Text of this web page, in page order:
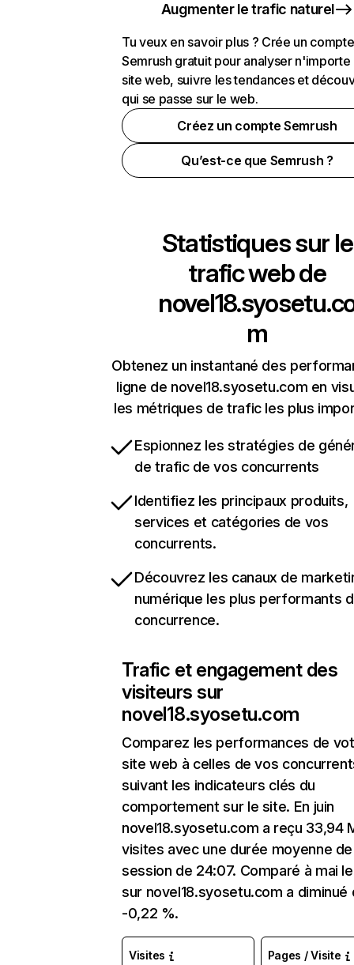
Augmenter le trafic naturel
Tu veux en savoir plus ? Crée un compte
Semrush gratuit pour analyser n'importe
site web, suivre les tendances et
qui se passe sur le web.
Créez un compte Semrush
Qu’est-ce que Semrush ?
Statistiques sur le
trafic web de
m
Obtenez un instantané des
ligne de novel18.syosetu.com en
les métriques de trafic les plus
Espionnez les stratégies de
de trafic de vos concurrents
Identifiez les principaux produits,
services et catégories de vos
concurrents.
Découvrez les canaux de
numérique les plus performants
concurrence.
Trafic et engagement des
visiteurs sur
novel18.syosetu.com
Comparez les performances de
site web à celles de vos
suivant les indicateurs clés du
comportement sur le site. En juin
novel18.syosetu.com a reçu 33,94
visites avec une durée moyenne
session de 24:07. Comparé à mai
sur novel18.syosetu.com a diminué
-0,22 %.
Visites Pages / Visite